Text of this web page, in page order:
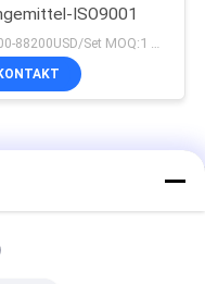
ISO9001
31600-88200USD/Set MOQ:1 Satz